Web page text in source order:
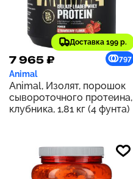
Доставка 199 р.
7 965 ₽ 797
Animal
Animal, Изолят, порошок
сывороточного протеина,
клубника, 1,81 кг (4 фунта)